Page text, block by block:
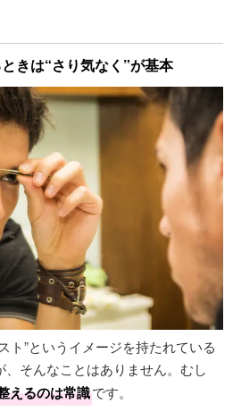
きは“さり気なく”が基本
ト”というイメージを持たれている
そんなことはありません。むし
えるのは常識です。